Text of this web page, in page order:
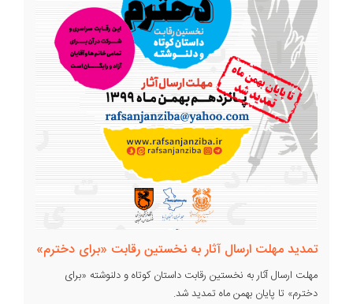
تمدید مهلت ارسال آثار به نخستین رقابت «برای دخترم»
مهلت ارسال آثار به نخستین رقابت داستان کوتاه و دلنوشته «برای
دخترم» تا پایان بهمن ماه تمدید شد.